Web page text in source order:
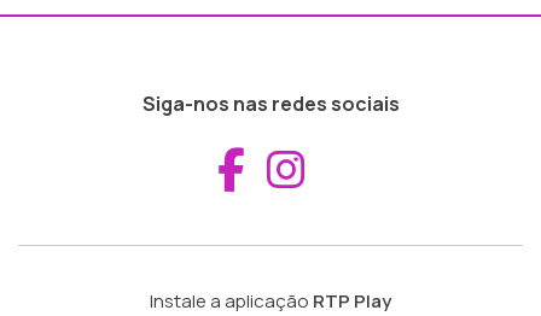
Siga-nos nas redes sociais
Aceder ao
Instale a aplicação RTP Play